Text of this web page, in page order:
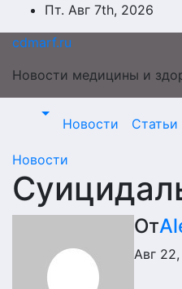
Перейти
к
содержимому
Пт. Авг 7th, 2026
cdmarf.ru
Новости медицины и
Новости Статьи
Новости
От
Авг